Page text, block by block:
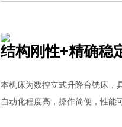
结构刚性+精确稳
本机床为数控立式升降台铣床，
自动化程度高，操作简便，性能